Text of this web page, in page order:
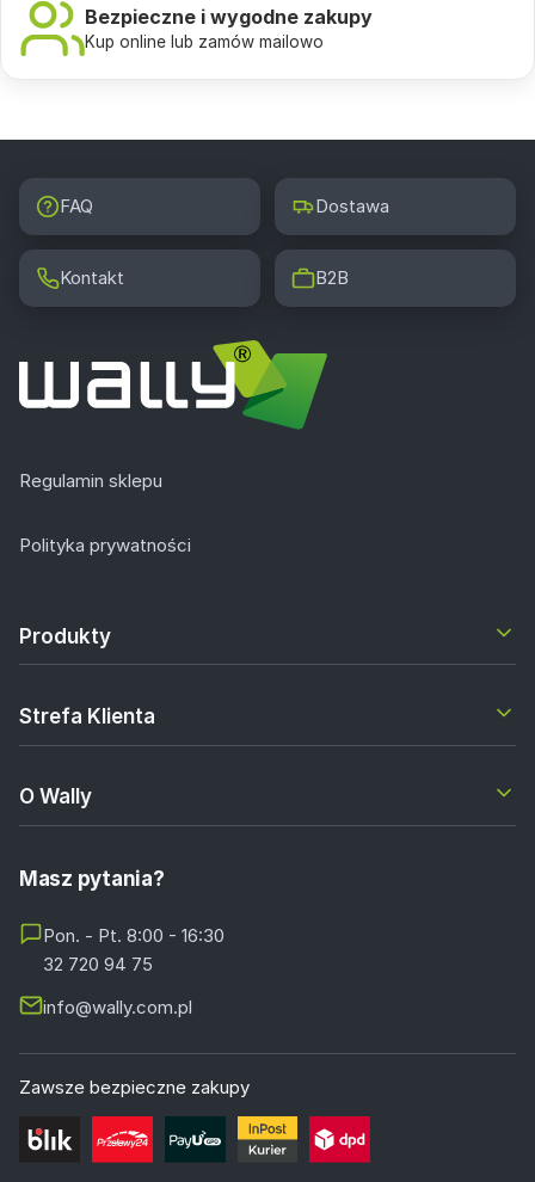
Bezpieczne i wygodne zakupy
Kup online lub zamów mailowo
FAQ Dostawa
Kontakt B2B
Regulamin sklepu
Polityka prywatności
Produkty
Strefa Klienta
O Wally
Masz pytania?
Pon. - Pt. 8:00 - 16:30
32 720 94 75
info@wally.com.pl
Zawsze bezpieczne zakupy